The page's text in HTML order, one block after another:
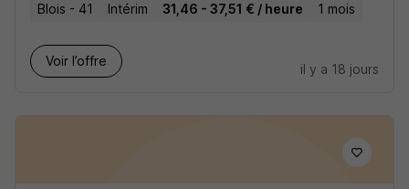
Blois - 41 Intérim 31,46 - 37,51 € / heure 1 mois
Voir l’offre
il y a 18 jours